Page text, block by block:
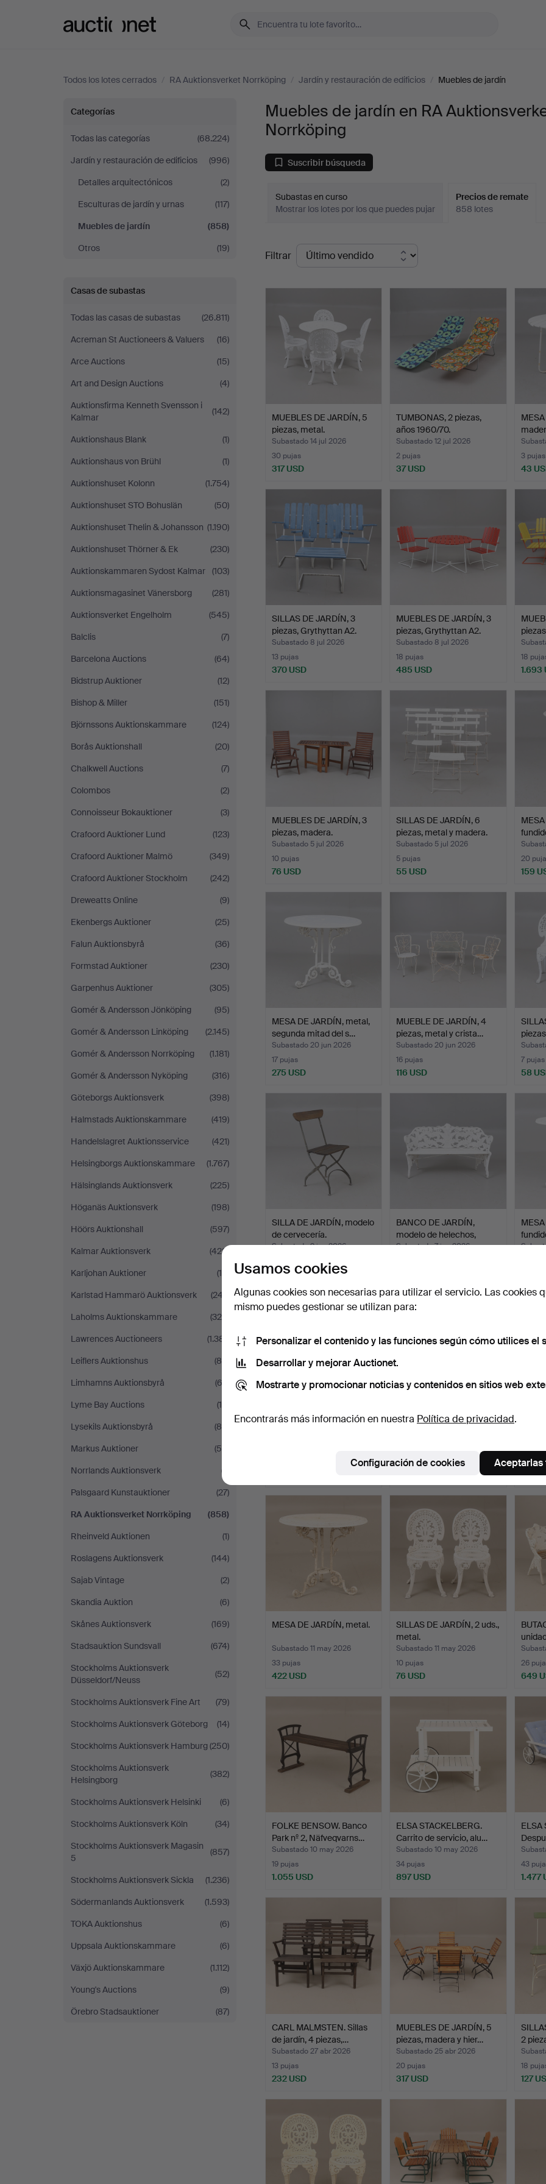
Todos los lotes cerrados / RA Auktionsverket Norrköping / Jardín y restauración de edificios / Muebles de jardín
Muebles
de
jardín
en
RA
Auktionsverket
Norrköping
Categorías
Todas las categorías
(68.224)
Jardín y restauración de edificios
(996)
Detalles arquitectónicos
(2)
Esculturas de jardín y urnas
(117)
Muebles de jardín
(858)
Otros
(19)
Casas de subastas
Todas las casas de subastas
(26.811)
Acreman St Auctioneers & Valuers
(16)
Arce Auctions
(15)
Art and Design Auctions
(4)
Auktionsfirma Kenneth Svensson i
Kalmar
(142)
Auktionshaus Blank
(1)
Auktionshaus von Brühl
(1)
Auktionshuset Kolonn
(1.754)
Auktionshuset STO Bohuslän
(50)
Auktionshuset Thelin & Johansson (1.190)
Auktionshuset Thörner & Ek
(230)
Auktionskammaren Sydost Kalmar
(103)
Auktionsmagasinet Vänersborg
(281)
Auktionsverket Engelholm
(545)
Balclis
(7)
Barcelona Auctions
(64)
Bidstrup Auktioner
(12)
Bishop & Miller
(151)
Björnssons Auktionskammare
(124)
Borås Auktionshall
(20)
Chalkwell Auctions
(7)
Colombos
(2)
Connoisseur Bokauktioner
(3)
Crafoord Auktioner Lund
(123)
Crafoord Auktioner Malmö
(349)
Crafoord Auktioner Stockholm
(242)
Dreweatts Online
(9)
Ekenbergs Auktioner
(25)
Falun Auktionsbyrå
(36)
Formstad Auktioner
(230)
Garpenhus Auktioner
(305)
Gomér & Andersson Jönköping
(95)
Gomér & Andersson Linköping
(2.145)
Gomér & Andersson Norrköping
(1.181)
Gomér & Andersson Nyköping
(316)
Göteborgs Auktionsverk
(398)
Halmstads Auktionskammare
(419)
Handelslagret Auktionsservice
(421)
Helsingborgs Auktionskammare
(1.767)
Hälsinglands Auktionsverk
(225)
Höganäs Auktionsverk
(198)
Höörs Auktionshall
(597)
Kalmar Auktionsverk
(428)
Karljohan Auktioner
(15)
Karlstad Hammarö Auktionsverk
(247)
Laholms Auktionskammare
(325)
Lawrences Auctioneers
(1.381)
Leiflers Auktionshus
(85)
Limhamns Auktionsbyrå
(62)
Lyme Bay Auctions
(14)
Lysekils Auktionsbyrå
(85)
Markus Auktioner
(55)
Norrlands Auktionsverk
(7)
Palsgaard Kunstauktioner
(27)
RA Auktionsverket Norrköping
(858)
Rheinveld Auktionen
(1)
Roslagens Auktionsverk
(144)
Sajab Vintage
(2)
Skandia Auktion
(6)
Skånes Auktionsverk
(169)
Stadsauktion Sundsvall
(674)
Stockholms Auktionsverk
Düsseldorf/Neuss
(52)
Stockholms Auktionsverk Fine Art
(79)
Stockholms Auktionsverk Göteborg
(14)
Stockholms Auktionsverk Hamburg(250)
Stockholms Auktionsverk
Helsingborg
(382)
Stockholms Auktionsverk Helsinki
(6)
Stockholms Auktionsverk Köln
(34)
Stockholms Auktionsverk Magasin
5
(857)
Stockholms Auktionsverk Sickla
(1.236)
Södermanlands Auktionsverk
(1.593)
TOKA Auktionshus
(6)
Uppsala Auktionskammare
(6)
Växjö Auktionskammare
(1.112)
Young's Auctions
(9)
Örebro Stadsauktioner
(87)
Muebles de jardín en RA
Norrköping
Suscribir búsqueda
Subastas en curso
Mostrar los lotes por los que puedes pujar
Precios de remate
858 lotes
Precios
de
remate
Filtrar
MUEBLES DE JARDÍN, 5
piezas, metal.
Subastado 14 jul 2026
30 pujas
317 USD
TUMBONAS, 2 piezas,
años 1960/70.
Subastado 12 jul 2026
2 pujas
37 USD
mi…
3 pujas
43
SILLAS DE JARDÍN, 3
piezas, Grythyttan A2.
Subastado 8 jul 2026
13 pujas
370 USD
MUEBLES DE JARDÍN, 3
piezas, Grythyttan A2.
Subastado 8 jul 2026
18 pujas
485 USD
18
1.693
MUEBLES DE JARDÍN, 3
piezas, madera.
Subastado 5 jul 2026
10 pujas
76 USD
SILLAS DE JARDÍN, 6
piezas, metal y madera.
Subastado 5 jul 2026
5 pujas
55 USD
20
159
MESA DE JARDÍN, metal,
segunda mitad del s…
Subastado 20 jun 2026
17 pujas
275 USD
MUEBLE DE JARDÍN, 4
piezas, metal y crista…
Subastado 20 jun 2026
16 pujas
116 USD
7 pujas
58
SILLA DE JARDÍN, modelo
de cervecería.
Subastado 9 jun 2026
32 USD
BANCO DE JARDÍN,
modelo de helechos,
Melin…
Subastado 7 jun 2026
Mesa de jardín, hierro
MUEBLES DE JARDÍN, 7
11 pujas
10
264
MESA DE JARDÍN, metal.
Subastado 11 may 2026
33 pujas
422 USD
SILLAS DE JARDÍN, 2 uds.,
metal.
Subastado 11 may 2026
10 pujas
76 USD
26
649
FOLKE BENSOW. Banco
Park nº 2, Näfveqvarns…
Subastado 10 may 2026
19 pujas
1.055 USD
ELSA STACKELBERG.
Carrito de servicio, alu…
Subastado 10 may 2026
34 pujas
897 USD
ELSA
f…
43
1.477
CARL MALMSTEN. Sillas
de jardín, 4 piezas,…
Subastado 27 abr 2026
13 pujas
232 USD
MUEBLES DE JARDÍN, 5
piezas, madera y hier…
Subastado 25 abr 2026
20 pujas
317 USD
2
18
127
Usamos cookies
Algunas cookies son necesarias para utilizar el servicio. Las cookies
mismo puedes gestionar se utilizan para:
Personalizar el contenido y las funciones según cómo utilices el
Desarrollar y mejorar Auctionet.
Mostrarte y promocionar noticias y contenidos en sitios web
Encontrarás más información en nuestra Política de privacidad.
Configuración de cookies Aceptarlas